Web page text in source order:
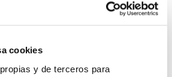
cookies
y de terceros para
en los 10 puntos anteriores. Tanto los
Sociedades Científicas ofrecemos nuestra
el desarrollo de dicho Plan.